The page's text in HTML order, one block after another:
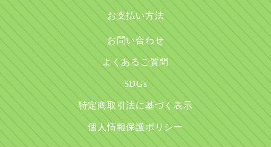
お支払い方法
お問い合わせ
よくあるご質問
SDGs
特定商取引法に基づく表示
個人情報保護ポリシー